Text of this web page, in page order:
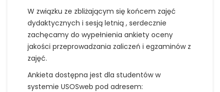
W związku ze zbliżającym się końcem zajęć
dydaktycznych i sesją letnią , serdecznie
zachęcamy do wypełnienia ankiety oceny
jakości przeprowadzania zaliczeń i egzaminów z
zajęć.
Ankieta dostępna jest dla studentów w
systemie USOSweb pod adresem: